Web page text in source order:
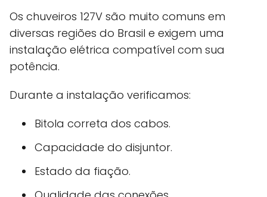
Os chuveiros 127V são muito comuns em
diversas regiões do Brasil e exigem uma
instalação elétrica compatível com sua
potência.
Durante a instalação verificamos:
Bitola correta dos cabos.
Capacidade do disjuntor.
Estado da fiação.